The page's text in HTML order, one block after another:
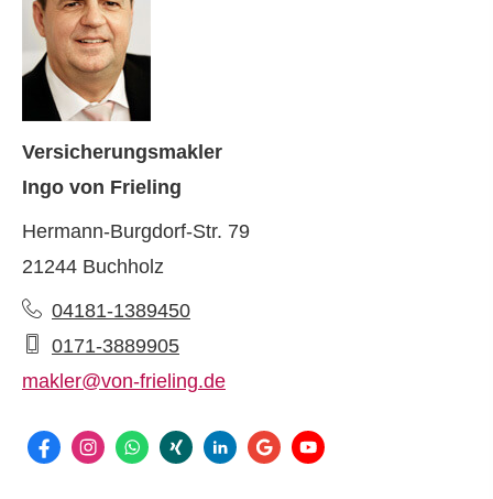
Ver­sicherungs­makler
Ingo von Frieling
Hermann-Burgdorf-Str. 79
21244 Buchholz
04181-1389450
0171-3889905
makler@von-frieling.de